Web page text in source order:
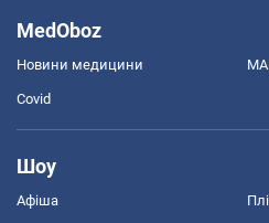
MedOboz
Новини медицини
Covid
Шоу
Афіша